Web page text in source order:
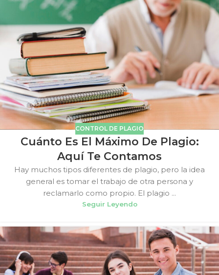
CONTROL DE PLAGIO
Cuánto Es El Máximo De Plagio:
Aquí Te Contamos
Hay muchos tipos diferentes de plagio, pero la idea
general es tomar el trabajo de otra persona y
reclamarlo como propio. El plagio ...
Seguir Leyendo